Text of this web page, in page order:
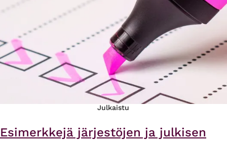
Julkaistu
Esimerkkejä järjestöjen ja julkisen